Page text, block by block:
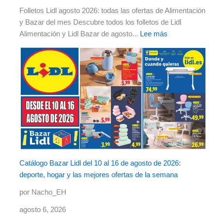
Folletos Lidl agosto 2026: todas las ofertas de Alimentación
y Bazar del mes Descubre todos los folletos de Lidl
Alimentación y Lidl Bazar de agosto... Lee más
Catálogo Bazar Lidl del 10 al 16 de agosto de 2026:
deporte, hogar y las mejores ofertas de la semana
por Nacho_EH
agosto 6, 2026